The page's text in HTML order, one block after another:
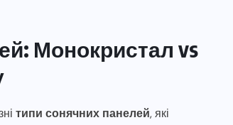
Монокристал vs
типи сонячних панелей, які